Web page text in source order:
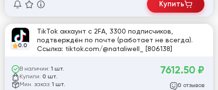
Купить
0.0
TikTok аккаунт с 2FA, 3300 подписчиков,
подтверждён по почте (работает не всегда).
Ссылка: tiktok.com/@nataliwell_ [806138]
В наличии: 1 шт.
Купили: 0 шт.
Мин. заказ: 1 шт.
7612.50 ₽
0 отзывов